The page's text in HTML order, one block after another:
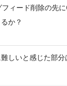
ィード削除の先
か？
しいと感じた部分